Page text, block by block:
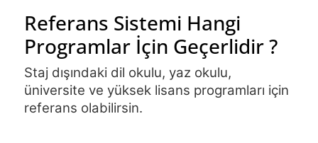
Referans Sistemi Hangi
Programlar İçin Geçerlidir ?
Staj dışındaki dil okulu, yaz okulu,
üniversite ve yüksek lisans programları için
referans olabilirsin.